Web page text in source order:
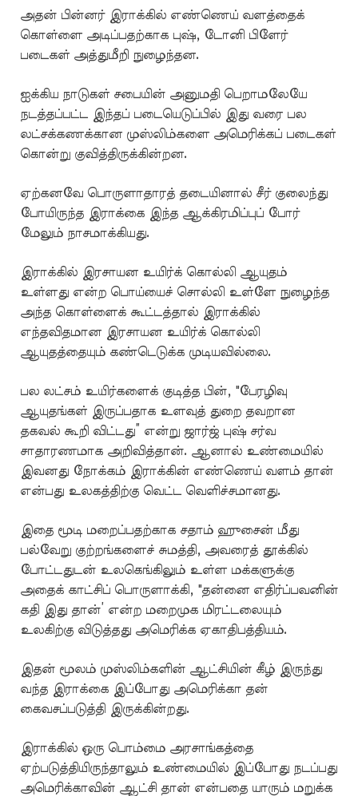
அதன் பின்னர் இராக்கில் எண்ணெய் வளத்தைக்
கொள்ளை அடிப்பதற்காக புஷ், டோனி பிளேர்
படைகள் அத்துமீறி நுழைந்தன.
ஐக்கிய நாடுகள் சபையின் அனுமதி பெறாமலேயே
நடத்தப்பட்ட இந்தப் படையெடுப்பில் இது வரை பல
லட்சக்கணக்கான முஸ்லிம்களை அமெரிக்கப் படைகள்
கொன்று குவித்திருக்கின்றன.
ஏற்கனவே பொருளாதாரத் தடையினால் சீர் குலைந்து
போயிருந்த இராக்கை இந்த ஆக்கிரமிப்புப் போர்
மேலும் நாசமாக்கியது.
இராக்கில் இரசாயன உயிர்க் கொல்லி ஆயுதம்
உள்ளது என்ற பொய்யைச் சொல்லி உள்ளே நுழைந்த
அந்த கொள்ளைக் கூட்டத்தால் இராக்கில்
எந்தவிதமான இரசாயன உயிர்க் கொல்லி
ஆயுதத்தையும் கண்டெடுக்க முடியவில்லை.
பல லட்சம் உயிர்களைக் குடித்த பின், "பேரழிவு
ஆயுதங்கள் இருப்பதாக உளவுத் துறை தவறான
தகவல் கூறி விட்டது” என்று ஜார்ஜ் புஷ் சர்வ
சாதாரணமாக அறிவித்தான். ஆனால் உண்மையில்
இவனது நோக்கம் இராக்கின் எண்ணெய் வளம் தான்
என்பது உலகத்திற்கு வெட்ட வெளிச்சமானது.
இதை மூடி மறைப்பதற்காக சதாம் ஹுசைன் மீது
பல்வேறு குற்றங்களைச் சுமத்தி, அவரைத் தூக்கில்
போட்டதுடன் உலகெங்கிலும் உள்ள மக்களுக்கு
அதைக் காட்சிப் பொருளாக்கி, "தன்னை எதிர்ப்பவனின்
கதி இது தான்’ என்ற மறைமுக மிரட்டலையும்
உலகிற்கு விடுத்தது அமெரிக்க ஏகாதிபத்தியம்.
இதன் மூலம் முஸ்லிம்களின் ஆட்சியின் கீழ் இருந்து
வந்த இராக்கை இப்போது அமெரிக்கா தன்
கைவசப்படுத்தி இருக்கின்றது.
இராக்கில் ஒரு பொம்மை அரசாங்கத்தை
ஏற்படுத்தியிருந்தாலும் உண்மையில் இப்போது நடப்பது
அமெரிக்காவின் ஆட்சி தான் என்பதை யாரும் மறுக்க